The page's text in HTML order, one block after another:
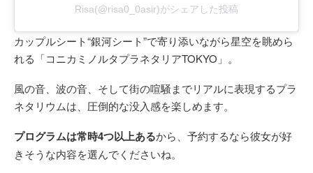
Risa(@risa0_0asir)がシェアした投稿
カップルシート“銀河シート”で寄り添いながら星空を眺めら
れる「コニカミノルタプラネタリアTOKYO」。
風の音、波の音、そして街の喧騒までリアルに表現するプラ
ネタリウムは、圧倒的な没入感を楽しめます。
プログラムは常時4つ以上あるから、予約するなら彼女が好
きそうな内容を選んでくださいね。